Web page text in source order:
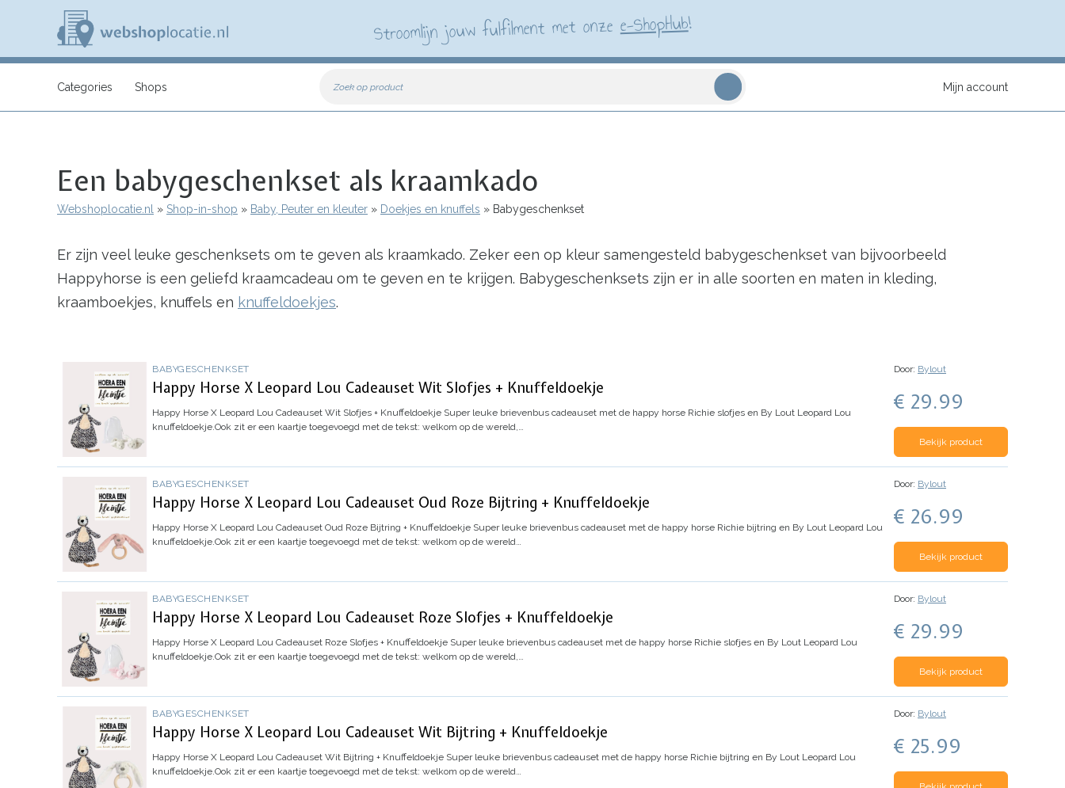
inhoud
e
s
l
a
e
n
l
Stroomlijn jouw fulfilment met onzee-ShopHub!
Zoek op product
Categories Shops Mijn account
Een babygeschenkset als kraamkado
Kruimelpad
Webshoplocatie.nl Shop-in-shop Baby, Peuter en kleuter Doekjes en knuffels Babygeschenkset
Er zijn veel leuke geschenksets om te geven als kraamkado. Zeker een op kleur samengesteld babygeschenkset van bijvoorbeeld
Happyhorse is een geliefd kraamcadeau om te geven en te krijgen. Babygeschenksets zijn er in alle soorten en maten in kleding,
kraamboekjes, knuffels en knuffeldoekjes.
BABYGESCHENKSET
Happy Horse X Leopard Lou Cadeauset Wit Slofjes + Knuffeldoekje
Happy Horse X Leopard Lou Cadeauset Wit Slofjes + Knuffeldoekje Super leuke brievenbus cadeauset met de happy horse Richie slofjes en By Lout Leopard Lou
knuffeldoekje.Ook zit er een kaartje toegevoegd met de tekst: welkom op de wereld,…
Door: Bylout
€ 29.99
Bekijk product
BABYGESCHENKSET
Happy Horse X Leopard Lou Cadeauset Oud Roze Bijtring + Knuffeldoekje
Happy Horse X Leopard Lou Cadeauset Oud Roze Bijtring + Knuffeldoekje Super leuke brievenbus cadeauset met de happy horse Richie bijtring en By Lout Leopard Lou
knuffeldoekje.Ook zit er een kaartje toegevoegd met de tekst: welkom op de wereld…
Door: Bylout
€ 26.99
Bekijk product
BABYGESCHENKSET
Happy Horse X Leopard Lou Cadeauset Roze Slofjes + Knuffeldoekje
Happy Horse X Leopard Lou Cadeauset Roze Slofjes + Knuffeldoekje Super leuke brievenbus cadeauset met de happy horse Richie slofjes en By Lout Leopard Lou
knuffeldoekje.Ook zit er een kaartje toegevoegd met de tekst: welkom op de wereld,…
Door: Bylout
€ 29.99
Bekijk product
BABYGESCHENKSET
Happy Horse X Leopard Lou Cadeauset Wit Bijtring + Knuffeldoekje
Happy Horse X Leopard Lou Cadeauset Wit Bijtring + Knuffeldoekje Super leuke brievenbus cadeauset met de happy horse Richie bijtring en By Lout Leopard Lou
knuffeldoekje.Ook zit er een kaartje toegevoegd met de tekst: welkom op de wereld…
Door: Bylout
€ 25.99